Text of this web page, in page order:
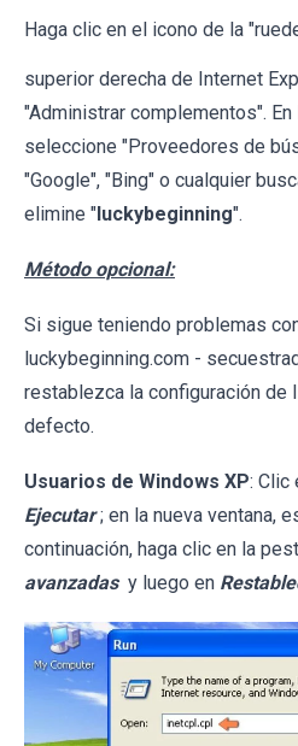
Haga clic en el icono de la
superior derecha de Internet
"Administrar complementos". En
seleccione "Proveedores de
"Google", "Bing" o cualquier
elimine "luckybeginning".
Método opcional:
Si sigue teniendo problemas
luckybeginning.com -
restablezca la configuración de
defecto.
Usuarios de Windows XP: Clic
Ejecutar ; en la nueva ventana,
continuación, haga clic en la
avanzadas y luego en